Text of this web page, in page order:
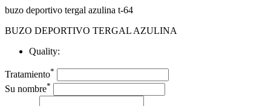
buzo deportivo tergal azulina t-64
BUZO DEPORTIVO TERGAL AZULINA
Quality:
Tratamiento*
Su nombre*